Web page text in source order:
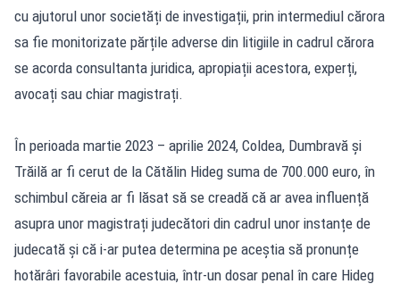
cu ajutorul unor societăți de investigații, prin intermediul cărora
sa fie monitorizate părțile adverse din litigiile in cadrul cărora
se acorda consultanta juridica, apropiații acestora, experți,
avocați sau chiar magistrați.
În perioada martie 2023 – aprilie 2024, Coldea, Dumbravă și
Trăilă ar fi cerut de la Cătălin Hideg suma de 700.000 euro, în
schimbul căreia ar fi lăsat să se creadă că ar avea influență
asupra unor magistrați judecători din cadrul unor instanțe de
judecată și că i-ar putea determina pe aceștia să pronunțe
hotărâri favorabile acestuia, într-un dosar penal în care Hideg